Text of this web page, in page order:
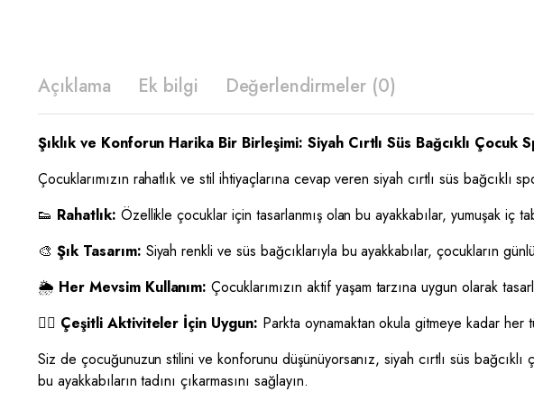
Açıklama Ek bilgi Değerlendirmeler (0)
Şıklık ve Konforun Harika Bir Birleşimi: Siyah Cırtlı Süs Bağcıklı Çocuk
Çocuklarımızın rahatlık ve stil ihtiyaçlarına cevap veren siyah cırtlı süs bağcıklı
👟 Rahatlık: Özellikle çocuklar için tasarlanmış olan bu ayakkabılar, yumuşak iç
🎨 Şık Tasarım: Siyah renkli ve süs bağcıklarıyla bu ayakkabılar, çocukların
🌦️ Her Mevsim Kullanım: Çocuklarımızın aktif yaşam tarzına uygun olarak
🤸‍♀️ Çeşitli Aktiviteler İçin Uygun: Parkta oynamaktan okula gitmeye kadar her
Siz de çocuğunuzun stilini ve konforunu düşünüyorsanız, siyah cırtlı süs
bu ayakkabıların tadını çıkarmasını sağlayın.